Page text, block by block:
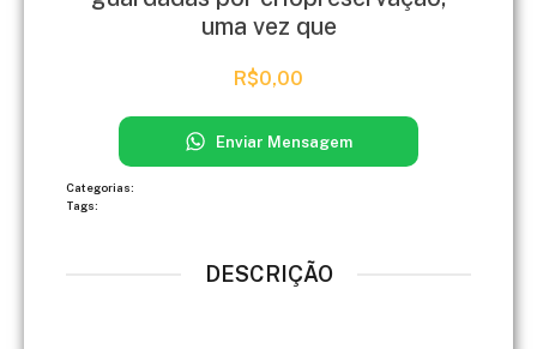
uma vez que
R$0,00
Enviar Mensagem
Categorias:
Tags:
DESCRIÇÃO